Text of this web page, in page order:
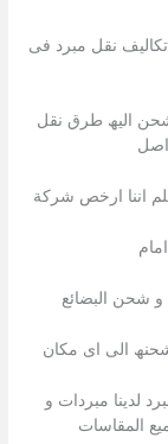
تكالیف نقل مبرد فى
الیھ طرق نقل
اننا ارخص شركة
شحن البضائع
الى اى مكان
لدینا مبردات و
المقاسات